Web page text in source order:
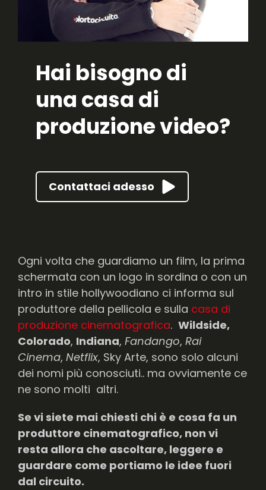
Hai bisogno di
una casa di
produzione video?
Contattaci adesso
Ogni volta che guardiamo un film, la prima
schermata con un logo in sordina o con un
intro in stile hollywoodiano ci informa sul
produttore della pellicola e sulla casa di
produzione cinematografica. Wildside,
Colorado, Indiana, Fandango, Rai
Cinema, Netflix, Sky Arte, sono solo alcuni
dei nomi più conosciuti.. ma ovviamente ce
ne sono molti altri.
Se vi siete mai chiesti chi è e cosa fa un
produttore cinematografico, non vi
resta allora che ascoltare, leggere e
guardare come portiamo le idee fuori
dal circuito.